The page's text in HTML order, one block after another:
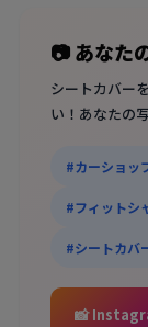
📷 あなた
シートカバー
い！あなたの
#カーショッ
#フィットシ
#シートカバ
📸